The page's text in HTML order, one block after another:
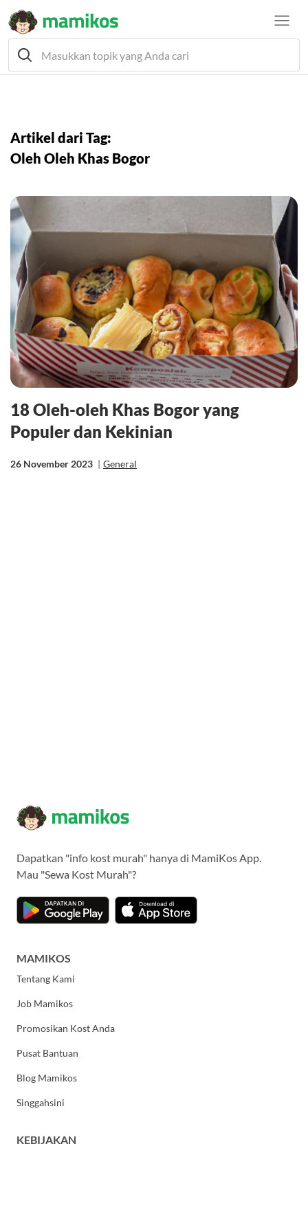
Artikel dari Tag:
Oleh Oleh Khas Bogor
18 Oleh-oleh Khas Bogor yang
Populer dan Kekinian
26 November 2023 | General
Dapatkan "info kost murah" hanya di MamiKos App.
Mau "Sewa Kost Murah"?
MAMIKOS
Tentang Kami
Job Mamikos
Promosikan Kost Anda
Pusat Bantuan
Blog Mamikos
Singgahsini
KEBIJAKAN